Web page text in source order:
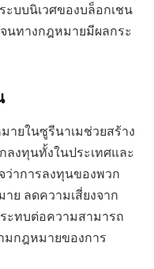
ะบบนิเวศของบล็อกเชน
นทางกฎหมายมีผลกระ
ยในซูรีนาเมช่วยสร้าง
งทุนทั้งในประเทศและ
ว่าการลงทุนของพวก
ย ลดความเสี่ยงจาก
ะทบต่อความสามารถ
มกฎหมายของการ